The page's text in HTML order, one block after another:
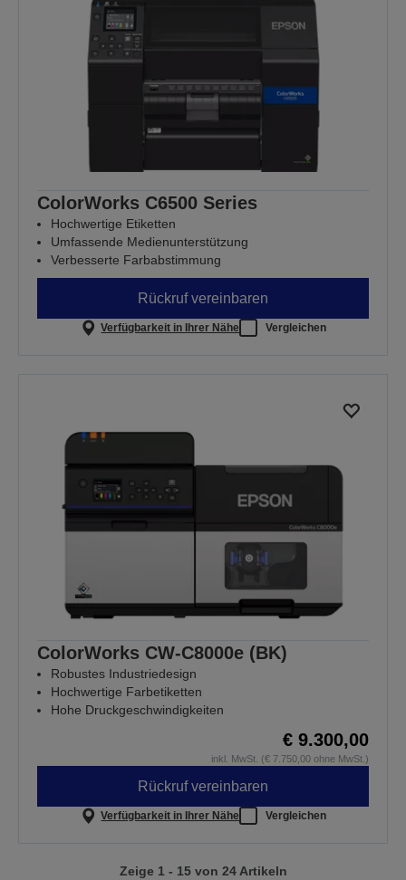
ColorWorks C6500 Series
Hochwertige Etiketten
Umfassende Medienunterstützung
Verbesserte Farbabstimmung
Rückruf vereinbaren
Verfügbarkeit in Ihrer Nähe Vergleichen
ColorWorks CW-C8000e (BK)
Robustes Industriedesign
Hochwertige Farbetiketten
Hohe Druckgeschwindigkeiten
€ 9.300,00
inkl. MwSt. (€ 7.750,00 ohne MwSt.)
Rückruf vereinbaren
Verfügbarkeit in Ihrer Nähe Vergleichen
Zeige 1 - 15 von 24 Artikeln